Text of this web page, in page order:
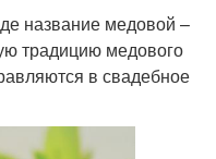
название медовой –
традицию медового
в свадебное